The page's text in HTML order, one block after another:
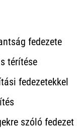
fedezete
térítése
fedezetekkel
szóló fedezet